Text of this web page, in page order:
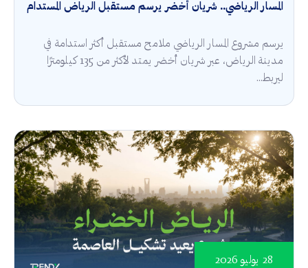
المسار الرياضي.. شريان أخضر يرسم مستقبل الرياض المستدام
يرسم مشروع المسار الرياضي ملامح مستقبل أكثر استدامة في
مدينة الرياض، عبر شريان أخضر يمتد لأكثر من 135 كيلومترًا
ليربط...
28 يوليو 2026